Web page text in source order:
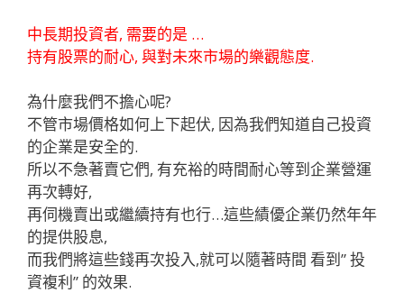
中長期投資者, 需要的是 …
持有股票的耐心, 與對未來市場的樂觀態度.
為什麼我們不擔心呢?
不管市場價格如何上下起伏, 因為我們知道自己投資
的企業是安全的.
所以不急著賣它們, 有充裕的時間耐心等到企業營運
再次轉好,
再伺機賣出或繼續持有也行…這些績優企業仍然年年
的提供股息,
而我們將這些錢再次投入,就可以隨著時間 看到” 投
資複利” 的效果.